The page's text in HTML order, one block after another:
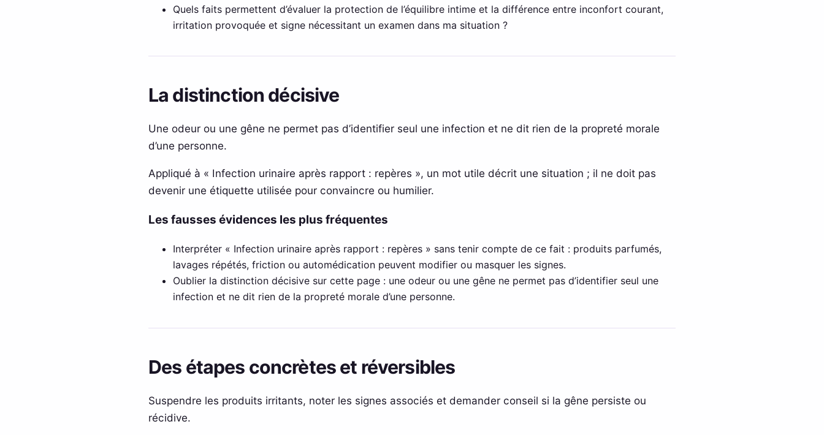
Quels faits permettent d’évaluer la protection de l’équilibre intime et la différence entre inconfort courant,
irritation provoquée et signe nécessitant un examen dans ma situation ?
La distinction décisive
Une odeur ou une gêne ne permet pas d’identifier seul une infection et ne dit rien de la propreté morale
d’une personne.
Appliqué à « Infection urinaire après rapport : repères », un mot utile décrit une situation ; il ne doit pas
devenir une étiquette utilisée pour convaincre ou humilier.
Les fausses évidences les plus fréquentes
Interpréter « Infection urinaire après rapport : repères » sans tenir compte de ce fait : produits parfumés,
lavages répétés, friction ou automédication peuvent modifier ou masquer les signes.
Oublier la distinction décisive sur cette page : une odeur ou une gêne ne permet pas d’identifier seul une
infection et ne dit rien de la propreté morale d’une personne.
Des étapes concrètes et réversibles
Suspendre les produits irritants, noter les signes associés et demander conseil si la gêne persiste ou
récidive.